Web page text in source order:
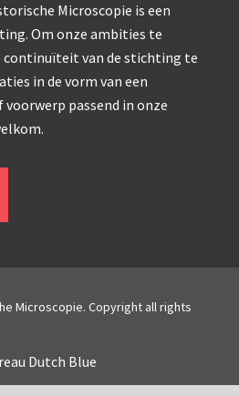
IX (ca. 1890)
3’ (1895-1900)
1 ‘Van Heurck’ (ca. 1900)
(ca. 1925)
BTC (1955-1957)
(1955-1965)
(1965-1980)
(ca. 1970)
Microscopie is een
Om onze ambities te
continuïteit van de stichting te
in de vorm van een
passend in onze
Microscopie. Copyright all rights
Dutch Blue